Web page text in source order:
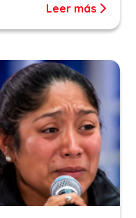
Leer más